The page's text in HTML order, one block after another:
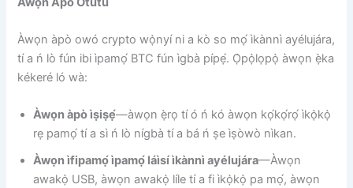
Àwọn àpò owó crypto wọ̀nyí ni a kò so mọ́ ìkànnì ayélujára,
tí a ń lò fún ibi ìpamọ́ BTC fún ìgbà pípẹ́. Ọ̀pọ̀lọpọ̀ àwọn ẹ̀ka
kékeré ló wà:
Àwọn àpò ìṣiṣẹ́—àwọn ẹ̀rọ tí ó ń kó àwọn kọ́kọ́rọ́ ìkọ̀kọ̀
rẹ pamọ́ tí a sì ń lò nígbà tí a bá ń ṣe ìṣòwò nìkan.
Àwọn ìfipamọ́ ìpamọ́ láìsí ìkànnì ayélujára—Àwọn
awakọ̀ USB, àwọn awakọ̀ líle tí a fi ìkọ̀kọ̀ pa mọ́, àwọn